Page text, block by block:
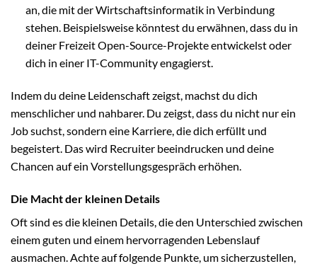
an, die mit der Wirtschaftsinformatik in Verbindung
stehen. Beispielsweise könntest du erwähnen, dass du in
deiner Freizeit Open-Source-Projekte entwickelst oder
dich in einer IT-Community engagierst.
Indem du deine Leidenschaft zeigst, machst du dich
menschlicher und nahbarer. Du zeigst, dass du nicht nur ein
Job suchst, sondern eine Karriere, die dich erfüllt und
begeistert. Das wird Recruiter beeindrucken und deine
Chancen auf ein Vorstellungsgespräch erhöhen.
Die Macht der kleinen Details
Oft sind es die kleinen Details, die den Unterschied zwischen
einem guten und einem hervorragenden Lebenslauf
ausmachen. Achte auf folgende Punkte, um sicherzustellen,